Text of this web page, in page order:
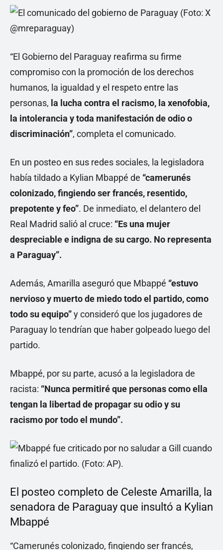
“El Gobierno del Paraguay reafirma su firme
compromiso con la promoción de los derechos
humanos, la igualdad y el respeto entre las
personas, la lucha contra el racismo, la xenofobia,
la intolerancia y toda manifestación de odio o
discriminación”, completa el comunicado.
En un posteo en sus redes sociales, la legisladora
había tildado a Kylian Mbappé de “camerunés
colonizado, fingiendo ser francés, resentido,
prepotente y feo”. De inmediato, el delantero del
Real Madrid salió al cruce: “Es una mujer
despreciable e indigna de su cargo. No representa
a Paraguay”.
Además, Amarilla aseguró que Mbappé “estuvo
nervioso y muerto de miedo todo el partido, como
todo su equipo”y consideró que los jugadores de
Paraguay lo tendrían que haber golpeado luego del
partido.
Mbappé, por su parte, acusó a la legisladora de
racista: “Nunca permitiré que personas como ella
tengan la libertad de propagar su odio y su
racismo por todo el mundo”.
El posteo completo de Celeste Amarilla, la
senadora de Paraguay que insultó a Kylian
Mbappé
“Camerunés colonizado, fingiendo ser francés,